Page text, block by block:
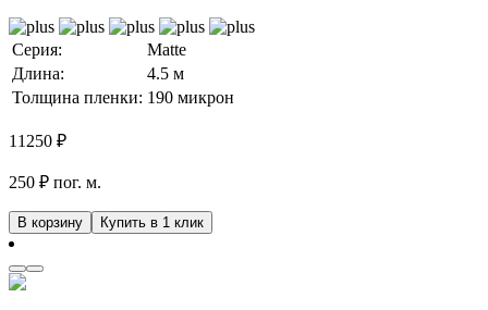
Серия:
Matte
Длина:
4.5 м
Толщина пленки: 190 микрон
11250 ₽
250 ₽ пог. м.
В корзину Купить в 1 клик